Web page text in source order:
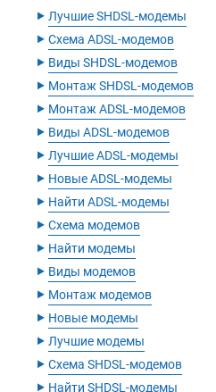
‣ Лучшие SHDSL-модемы
‣ Схема ADSL-модемов
‣ Виды SHDSL-модемов
‣ Монтаж SHDSL-модемов
‣ Монтаж ADSL-модемов
‣ Виды ADSL-модемов
‣ Лучшие ADSL-модемы
‣ Новые ADSL-модемы
‣ Найти ADSL-модемы
‣ Схема модемов
‣ Найти модемы
‣ Виды модемов
‣ Монтаж модемов
‣ Новые модемы
‣ Лучшие модемы
‣ Схема SHDSL-модемов
Найти SHDSL-модемы